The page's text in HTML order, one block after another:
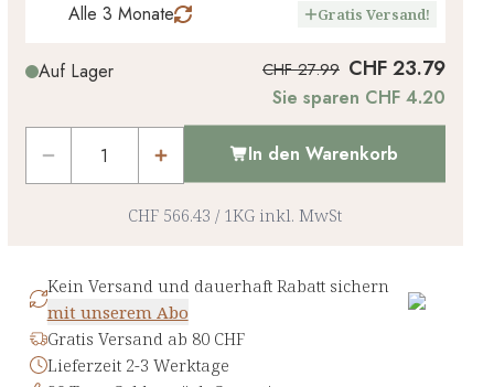
Alle 3 Monate Gratis Versand!
Auf Lager CHF 27.99 CHF 23.79
Sie sparen CHF 4.20
In den Warenkorb
CHF 566.43 / 1KG inkl. MwSt
Kein Versand und dauerhaft Rabatt sichern
mit unserem Abo
Gratis Versand ab 80 CHF
Lieferzeit 2-3 Werktage